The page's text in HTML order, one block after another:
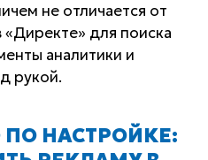
не отличается от
«Директе» для поиска
аналитики и
рукой.
НАСТРОЙКЕ: